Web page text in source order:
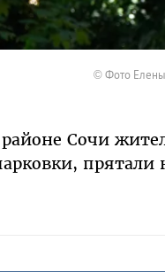
© Фото
районе Сочи
прятали